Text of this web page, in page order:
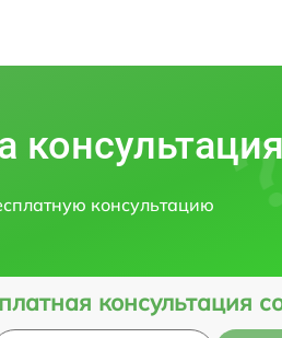
консультацию
консультация